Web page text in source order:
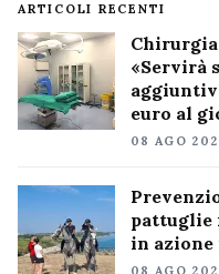
ARTICOLI RECENTI
Chirurgia
«Servirà
euro al
08 AGO
pattuglie
in azione
08 AGO